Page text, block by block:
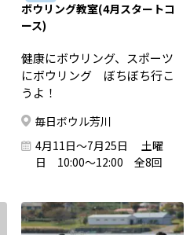
ボウリング教室(4月スタートコ
ース)
健康にボウリング、スポーツ
にボウリング ぼちぼち行こ
うよ！
毎日ボウル芳川
4月11日～7月25日 土曜
日 10:00～12:00 全8回